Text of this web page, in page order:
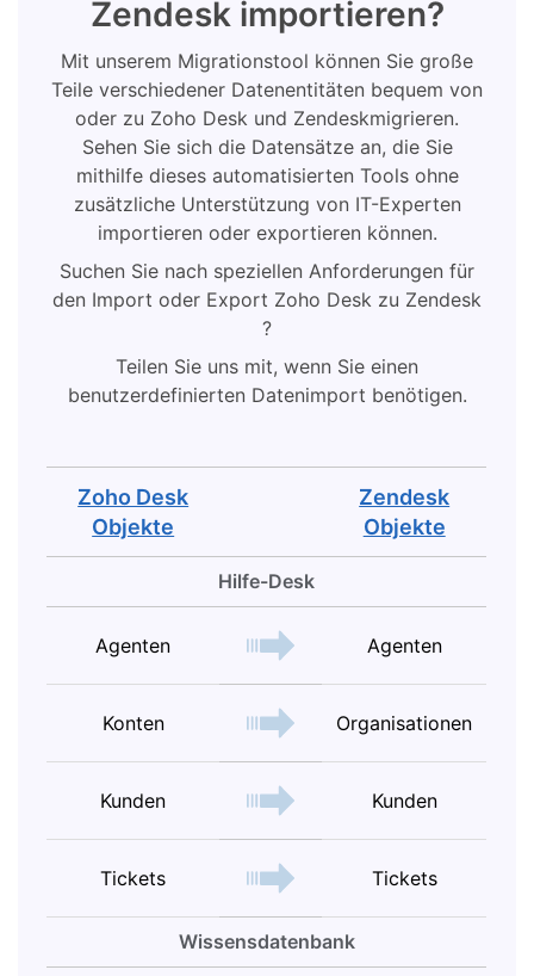
Zendesk importieren?
Mit unserem Migrationstool können Sie große
Teile verschiedener Datenentitäten bequem von
oder zu Zoho Desk und Zendeskmigrieren.
Sehen Sie sich die Datensätze an, die Sie
mithilfe dieses automatisierten Tools ohne
zusätzliche Unterstützung von IT-Experten
importieren oder exportieren können.
Suchen Sie nach speziellen Anforderungen für
den Import oder Export Zoho Desk zu Zendesk
?
Teilen Sie uns mit, wenn Sie einen
benutzerdefinierten Datenimport benötigen.
Zoho Desk
Objekte
Zendesk
Objekte
Hilfe-Desk
Agenten Agenten
Konten Organisationen
Kunden Kunden
Tickets Tickets
Wissensdatenbank